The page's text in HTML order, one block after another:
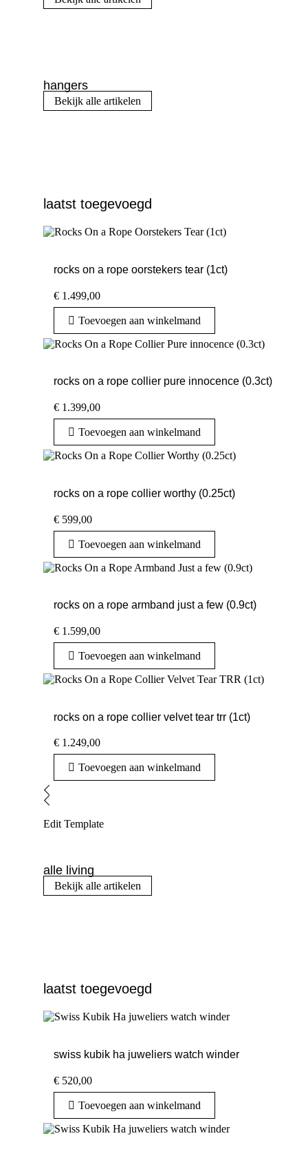
hangers
Bekijk alle artikelen
laatst toegevoegd
rocks on a rope oorstekers tear (1ct)
€ 1.499,00
Toevoegen aan winkelmand
rocks on a rope collier pure innocence (0.3ct)
€ 1.399,00
Toevoegen aan winkelmand
rocks on a rope collier worthy (0.25ct)
€ 599,00
Toevoegen aan winkelmand
rocks on a rope armband just a few (0.9ct)
€ 1.599,00
Toevoegen aan winkelmand
rocks on a rope collier velvet tear trr (1ct)
€ 1.249,00
Toevoegen aan winkelmand
Edit Template
alle living
Bekijk alle artikelen
laatst toegevoegd
swiss kubik ha juweliers watch winder
€ 520,00
Toevoegen aan winkelmand